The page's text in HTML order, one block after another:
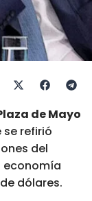
de Mayo
se refirió
del
economía
dólares.